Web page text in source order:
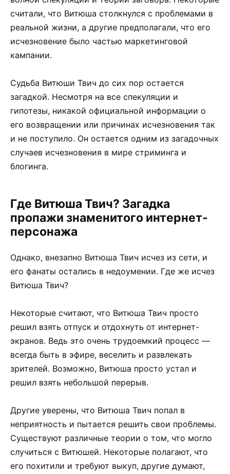
считали, что Витюша столкнулся с проблемами в
реальной жизни, а другие предполагали, что его
исчезновение было частью маркетинговой
кампании.
Судьба Витюши Твич до сих пор остается
загадкой. Несмотря на все спекуляции и
гипотезы, никакой официальной информации о
его возвращении или причинах исчезновения так
и не поступило. Он остается одним из загадочных
случаев исчезновения в мире стриминга и
блогинга.
Где Витюша Твич? Загадка
пропажи знаменитого интернет-
персонажа
Однако, внезапно Витюша Твич исчез из сети, и
его фанаты остались в недоумении. Где же исчез
Витюша Твич?
Некоторые считают, что Витюша Твич просто
решил взять отпуск и отдохнуть от интернет-
экранов. Ведь это очень трудоемкий процесс —
всегда быть в эфире, веселить и развлекать
зрителей. Возможно, Витюша просто устал и
решил взять небольшой перерыв.
Другие уверены, что Витюша Твич попал в
неприятность и пытается решить свои проблемы.
Существуют различные теории о том, что могло
случиться с Витюшей. Некоторые полагают, что
его похитили и требуют выкуп, другие думают,